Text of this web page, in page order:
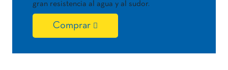
gran resistencia al agua y al sudor.
Comprar